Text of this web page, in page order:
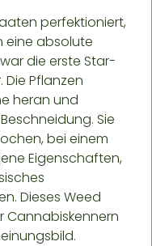
perfektioniert,
eine absolute
die erste Star-
Pflanzen
heran und
Sie
bei einem
Eigenschaften,
Dieses Weed
Cannabiskennern